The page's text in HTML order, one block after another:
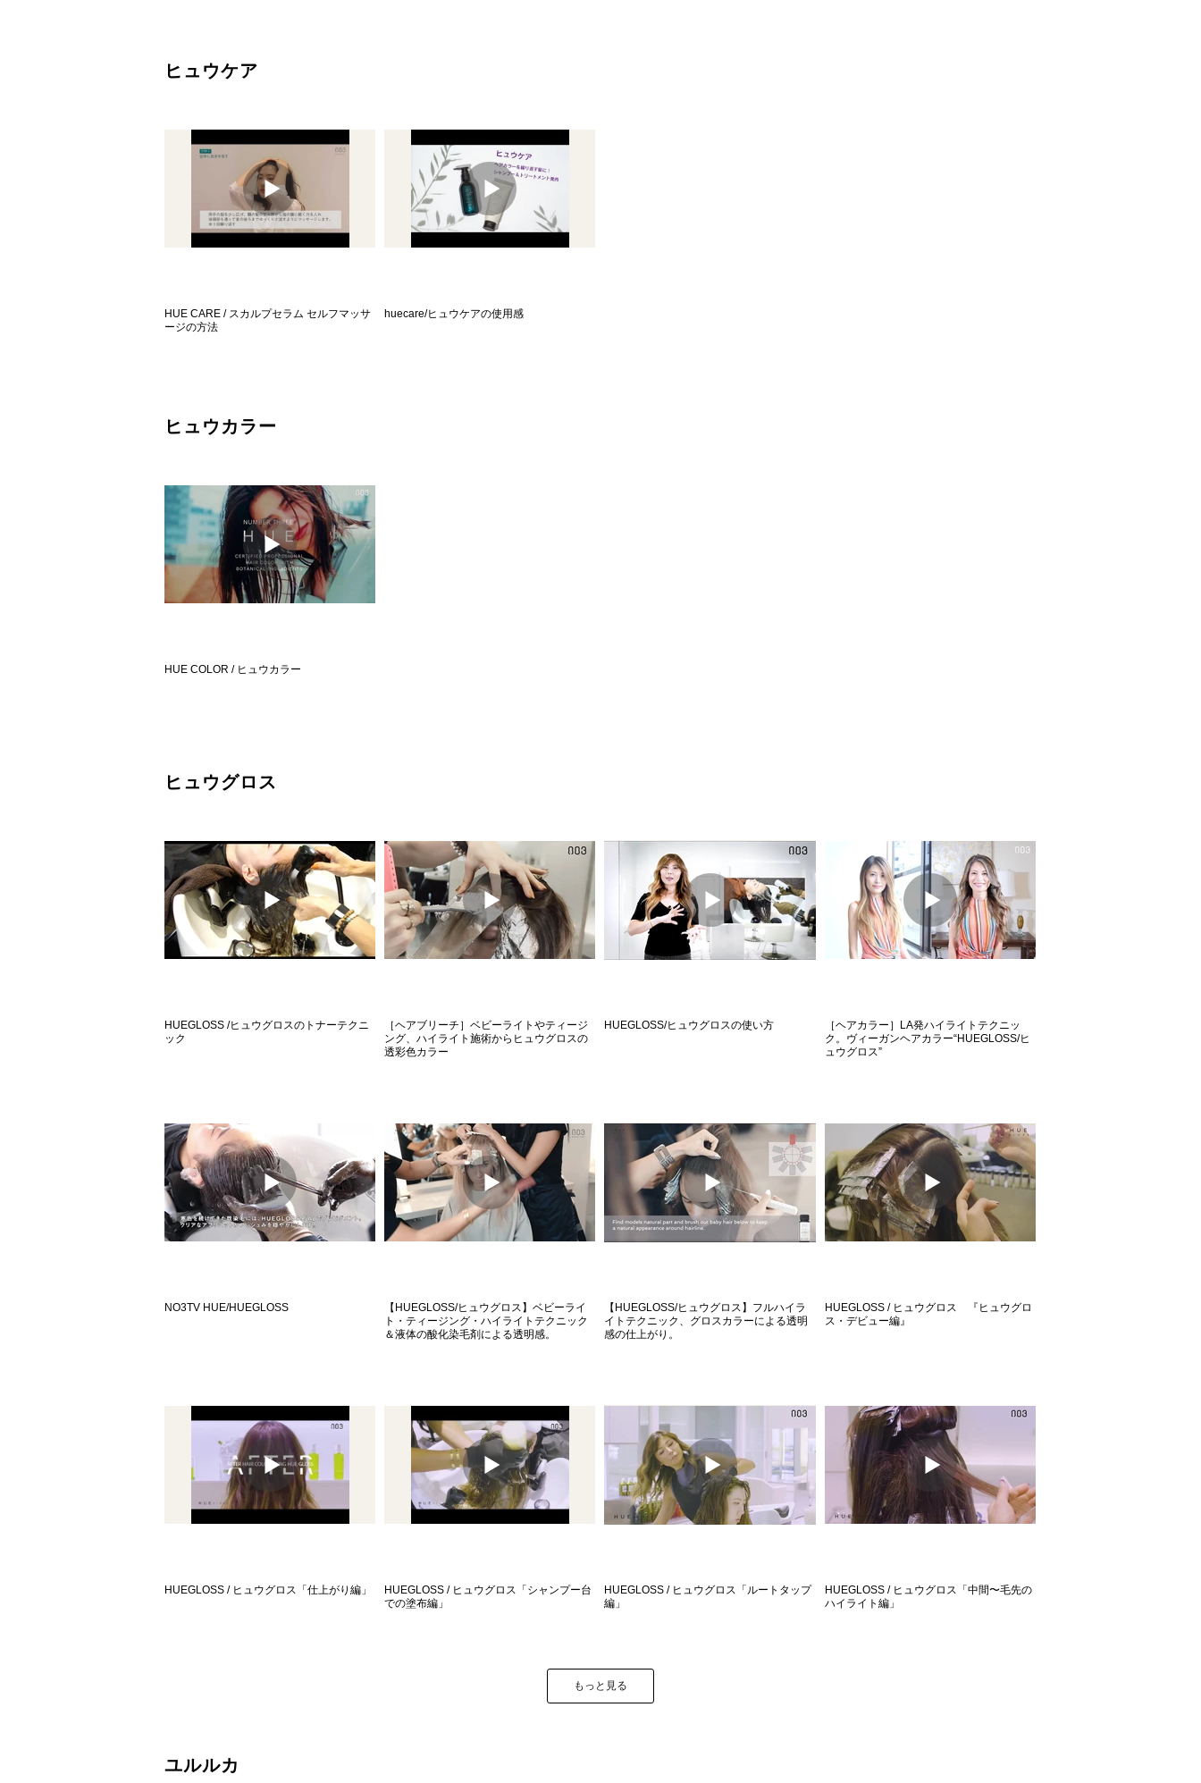
​ヒュウケア
HUE CARE / スカルプセラム セルフマッサ
ージの方法
huecare/ヒュウケアの使用感
​ヒュウカラー
HUE COLOR / ヒュウカラー
​ヒュウグロス
HUEGLOSS /ヒュウグロスのトナーテクニ
ック
［ヘアブリーチ］ベビーライトやティージ
ング、ハイライト施術からヒュウグロスの
透彩色カラー
HUEGLOSS/ヒュウグロスの使い方
［ヘアカラー］LA発ハイライトテクニッ
ク。ヴィーガンヘアカラー“HUEGLOSS/ヒ
ュウグロス”
NO3TV HUE/HUEGLOSS
【HUEGLOSS/ヒュウグロス】ベビーライ
ト・ティージング・ハイライトテクニック
＆液体の酸化染毛剤による透明感。
【HUEGLOSS/ヒュウグロス】フルハイラ
イトテクニック、グロスカラーによる透明
感の仕上がり。
HUEGLOSS / ヒュウグロス 『ヒュウグロ
ス・デビュー編』
HUEGLOSS / ヒュウグロス「仕上がり編」
HUEGLOSS / ヒュウグロス「シャンプー台
での塗布編」
HUEGLOSS / ヒュウグロス「ルートタップ
編」
HUEGLOSS / ヒュウグロス「中間〜毛先の
ハイライト編」
もっと見る
​ユルルカ